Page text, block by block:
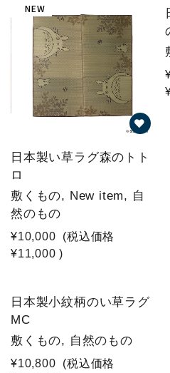
NEW
日本製い草ラグ森のトト
ロ
敷くもの, New item, 自
然のもの
¥10,000
(税込価格
¥11,000 )
日本製小紋柄のい草ラグ
MC
敷くもの, 自然のもの
¥10,800
(税込価格